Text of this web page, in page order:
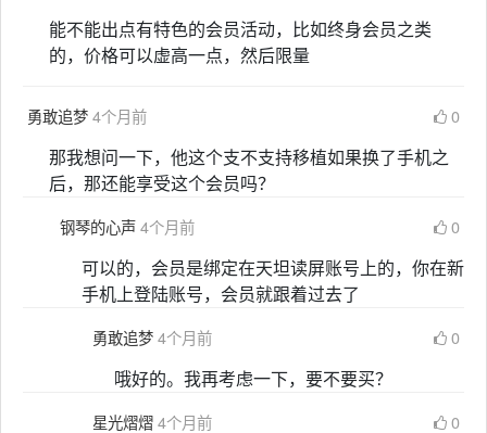
能不能出点有特色的会员活动，比如终身会员之类
的，价格可以虚高一点，然后限量
勇敢追梦4个月前 0
那我想问一下，他这个支不支持移植如果换了手机之
后，那还能享受这个会员吗？
钢琴的心声4个月前 0
可以的，会员是绑定在天坦读屏账号上的，你在新
手机上登陆账号，会员就跟着过去了
勇敢追梦4个月前 0
哦好的。我再考虑一下，要不要买？
星光熠熠4个月前 0